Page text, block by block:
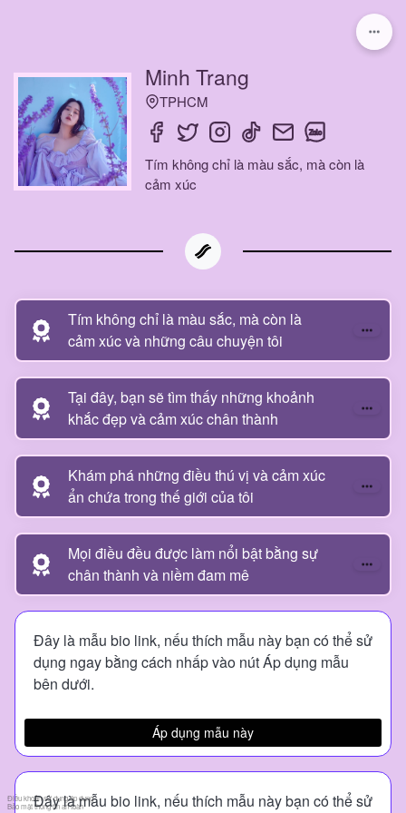
Minh Trang
TPHCM
Tím không chỉ là màu sắc, mà còn là
cảm xúc
Tím không chỉ là màu sắc, mà còn là
cảm xúc và những câu chuyện tôi
Tại đây, bạn sẽ tìm thấy những khoảnh
khắc đẹp và cảm xúc chân thành
Khám phá những điều thú vị và cảm xúc
ẩn chứa trong thế giới của tôi
Mọi điều đều được làm nổi bật bằng sự
chân thành và niềm đam mê
Đây là mẫu bio link, nếu thích mẫu này bạn có thể sử
dụng ngay bằng cách nhấp vào nút Áp dụng mẫu
bên dưới.
Áp dụng mẫu này
Đây là mẫu bio link, nếu thích mẫu này bạn có thể sử
Điều khoản sử dụng áp dụng
Bảo mật thông tin an toàn